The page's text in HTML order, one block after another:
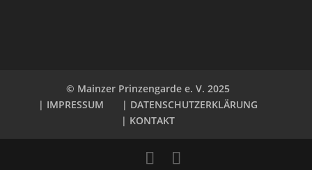
© Mainzer Prinzengarde e. V. 2025
| IMPRESSUM
| DATENSCHUTZERKLÄRUNG
| KONTAKT